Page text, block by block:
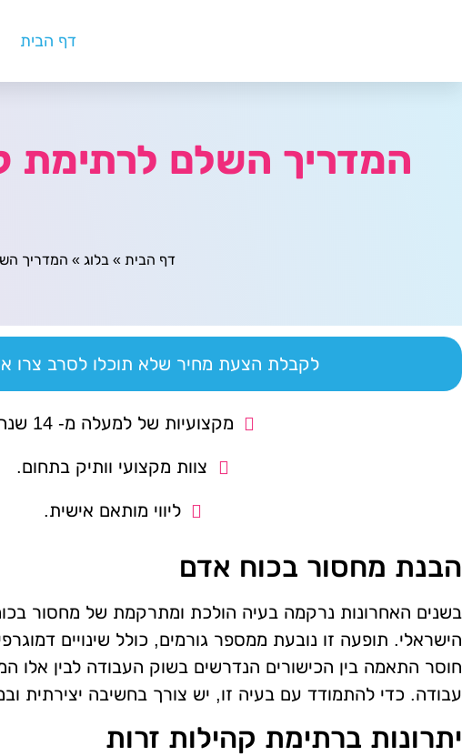
דף הבית
המדריך השלם לרתימת
דף הבית » בלוג » המדריך
לקבלת הצעת מחיר שלא תוכלו לסרב צרו
מקצועיות של למעלה מ- 14 שנה.
צוות מקצועי וותיק בתחום.
ליווי מותאם אישית.
הבנת מחסור בכוח אדם
בשנים האחרונות נרקמה בעיה הולכת ומתרקמת של מחסור
הישראלי. תופעה זו נובעת ממספר גורמים, כולל שינויים
חוסר התאמה בין הכישורים הנדרשים בשוק העבודה לבין אלו
עבודה. כדי להתמודד עם בעיה זו, יש צורך בחשיבה יצירתית
יתרונות ברתימת קהילות זרות